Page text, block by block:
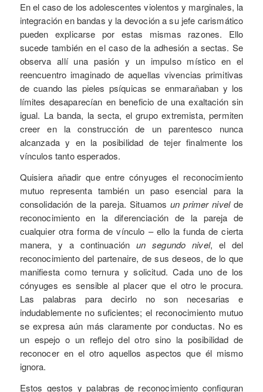
En el caso de los adolescentes violentos y marginales, la
integración en bandas y la devoción a su jefe carismático
pueden explicarse por estas mismas razones. Ello
sucede también en el caso de la adhesión a sectas. Se
observa allí una pasión y un impulso místico en el
reencuentro imaginado de aquellas vivencias primitivas
de cuando las pieles psíquicas se enmarañaban y los
límites desaparecían en beneficio de una exaltación sin
igual. La banda, la secta, el grupo extremista, permiten
creer en la construcción de un parentesco nunca
alcanzada y en la posibilidad de tejer finalmente los
vínculos tanto esperados.
Quisiera añadir que entre cónyuges el reconocimiento
mutuo representa también un paso esencial para la
consolidación de la pareja. Situamosun primer nivelde
reconocimiento en la diferenciación de la pareja de
cualquier otra forma de vínculo – ello la funda de cierta
manera, y a continuaciónun segundo nivel, el del
reconocimiento del partenaire, de sus deseos, de lo que
manifiesta como ternura y solicitud. Cada uno de los
cónyuges es sensible al placer que el otro le procura.
Las palabras para decirlo no son necesarias e
indudablemente no suficientes; el reconocimiento mutuo
se expresa aún más claramente por conductas. No es
un espejo o un reflejo del otro sino la posibilidad de
reconocer en el otro aquellos aspectos que él mismo
ignora.
Estos gestos y palabras de reconocimiento configuran